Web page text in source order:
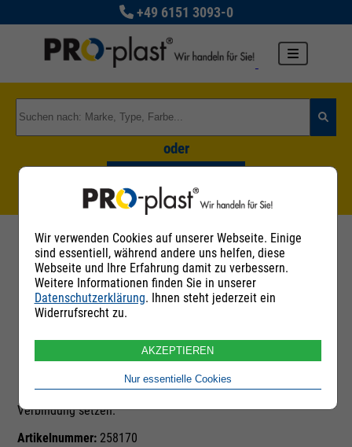
+49 6151 3093-0
oder
Kontaktaufnahme mit Verkäufer: PRO-
plast Kunststoff GmbH
Ich interessiere mich für folgende Rohstoffe
Durch das Absenden dieser E-Mail-Anfrage lösen Sie noch
Verbindung setzen.
Artikelnummer: 258170
Wir verwenden Cookies auf unserer Webseite. Einige
sind essentiell, während andere uns helfen, diese
Webseite und Ihre Erfahrung damit zu verbessern.
Weitere Informationen finden Sie in unserer
Datenschutzerklärung. Ihnen steht jederzeit ein
Widerrufsrecht zu.
AKZEPTIEREN
Nur essentielle Cookies